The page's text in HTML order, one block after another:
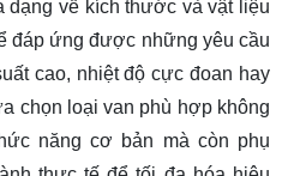
dạng về kích thước và vật liệu
đáp ứng được những yêu cầu
cao, nhiệt độ cực đoan hay
chọn loại van phù hợp không
năng cơ bản mà còn phụ